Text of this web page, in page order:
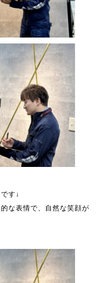
す↓
な表情で、自然な笑顔が